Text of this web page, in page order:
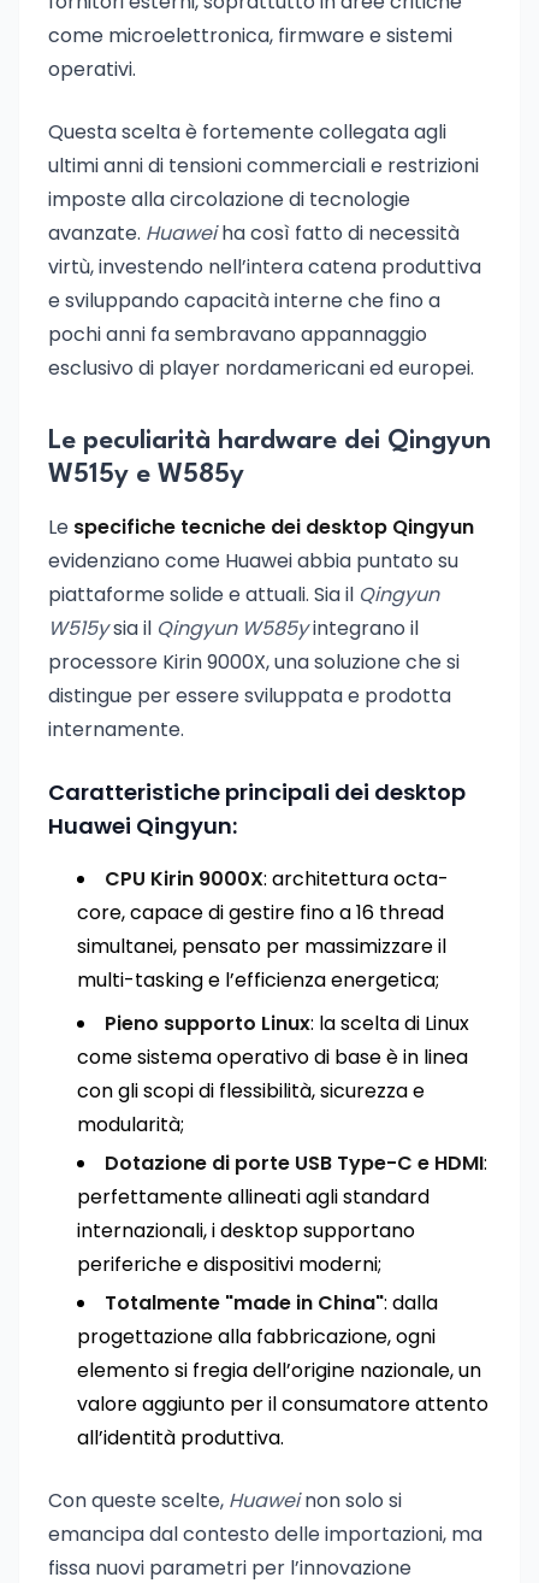
come microelettronica, firmware e sistemi
operativi.
Questa scelta è fortemente collegata agli
ultimi anni di tensioni commerciali e restrizioni
imposte alla circolazione di tecnologie
avanzate. Huaweiha così fatto di necessità
virtù, investendo nell’intera catena produttiva
e sviluppando capacità interne che fino a
pochi anni fa sembravano appannaggio
esclusivo di player nordamericani ed europei.
Le peculiarità hardware dei Qingyun
W515y e W585y
Le specifiche tecniche dei desktop Qingyun
evidenziano come Huawei abbia puntato su
piattaforme solide e attuali. Sia il Qingyun
W515ysia il Qingyun W585yintegrano il
processore Kirin 9000X, una soluzione che si
distingue per essere sviluppata e prodotta
internamente.
Caratteristiche principali dei desktop
Huawei Qingyun:
CPU Kirin 9000X: architettura octa-
core, capace di gestire fino a 16 thread
simultanei, pensato per massimizzare il
multi-tasking e l’efficienza energetica;
Pieno supporto Linux: la scelta di Linux
come sistema operativo di base è in linea
con gli scopi di flessibilità, sicurezza e
modularità;
Dotazione di porte USB Type-C e HDMI:
perfettamente allineati agli standard
internazionali, i desktop supportano
periferiche e dispositivi moderni;
Totalmente "made in China": dalla
progettazione alla fabbricazione, ogni
elemento si fregia dell’origine nazionale, un
valore aggiunto per il consumatore attento
all’identità produttiva.
Con queste scelte, Huaweinon solo si
emancipa dal contesto delle importazioni, ma
fissa nuovi parametri per l’innovazione